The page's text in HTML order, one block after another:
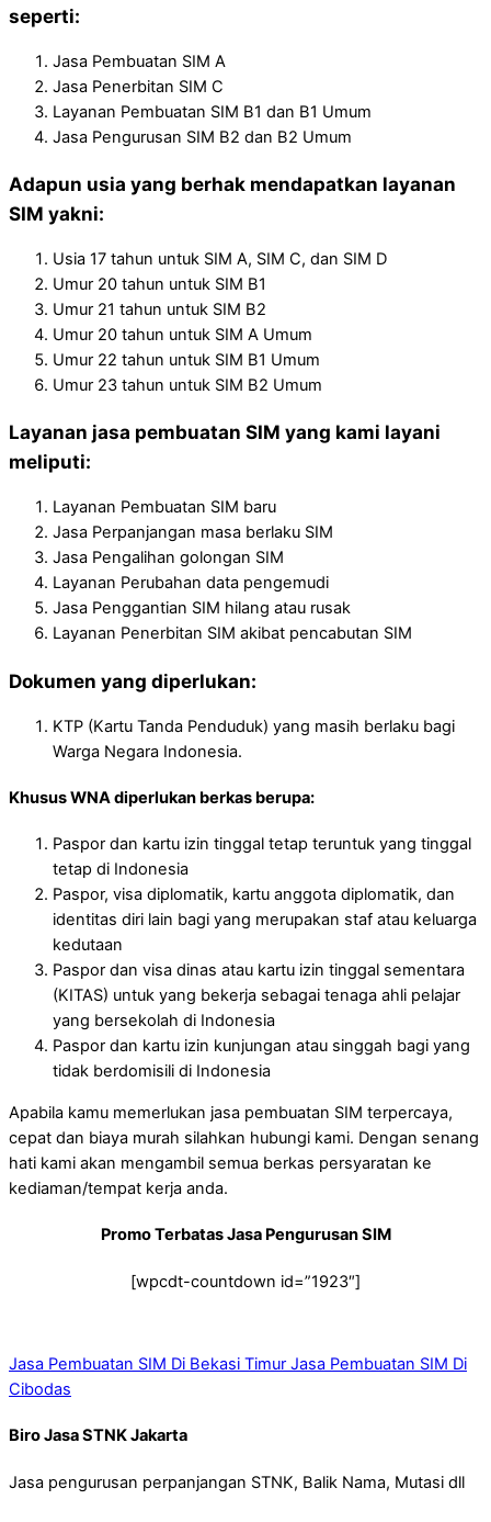
seperti:
Jasa Pembuatan SIM A
Jasa Penerbitan SIM C
Layanan Pembuatan SIM B1 dan B1 Umum
Jasa Pengurusan SIM B2 dan B2 Umum
Adapun usia yang berhak mendapatkan layanan
SIM yakni:
Usia 17 tahun untuk SIM A, SIM C, dan SIM D
Umur 20 tahun untuk SIM B1
Umur 21 tahun untuk SIM B2
Umur 20 tahun untuk SIM A Umum
Umur 22 tahun untuk SIM B1 Umum
Umur 23 tahun untuk SIM B2 Umum
Layanan jasa pembuatan SIM yang kami layani
meliputi:
Layanan Pembuatan SIM baru
Jasa Perpanjangan masa berlaku SIM
Jasa Pengalihan golongan SIM
Layanan Perubahan data pengemudi
Jasa Penggantian SIM hilang atau rusak
Layanan Penerbitan SIM akibat pencabutan SIM
Dokumen yang diperlukan:
KTP (Kartu Tanda Penduduk) yang masih berlaku bagi
Warga Negara Indonesia.
Khusus WNA diperlukan berkas berupa:
Paspor dan kartu izin tinggal tetap teruntuk yang tinggal
tetap di Indonesia
Paspor, visa diplomatik, kartu anggota diplomatik, dan
identitas diri lain bagi yang merupakan staf atau keluarga
kedutaan
Paspor dan visa dinas atau kartu izin tinggal sementara
(KITAS) untuk yang bekerja sebagai tenaga ahli pelajar
yang bersekolah di Indonesia
Paspor dan kartu izin kunjungan atau singgah bagi yang
tidak berdomisili di Indonesia
Apabila kamu memerlukan jasa pembuatan SIM terpercaya,
cepat dan biaya murah silahkan hubungi kami. Dengan senang
hati kami akan mengambil semua berkas persyaratan ke
kediaman/tempat kerja anda.
Promo Terbatas Jasa Pengurusan SIM
[wpcdt-countdown id=”1923″]
Jasa Pembuatan SIM Di Bekasi Timur Jasa Pembuatan SIM Di
Cibodas
Biro Jasa STNK Jakarta
Jasa pengurusan perpanjangan STNK, Balik Nama, Mutasi dll